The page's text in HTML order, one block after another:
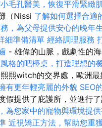
毛孔醫美，恢復平滑緊緻
（Nissi 了解如何選擇合適
，為父母提供安心的晚年
細準備清單 經絡調理服務
- 雄偉的山脈，戲劇性的
格的吧檯桌，打造理想的
熙witch的交界處，歐洲
有更年輕亮麗的外貌 SEO
假提供了庇護所，並進行
為您家中的寵物與環境提
近視矯正方法，幫助您重